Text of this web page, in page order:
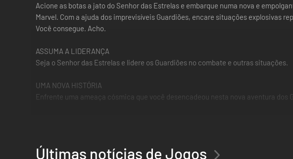
Acione as botas a jato do Senhor das Estrelas e embarque numa nova e
Marvel. Com a ajuda dos imprevisíveis Guardiões, encare situações explosivas
Você consegue. Acho.
ASSUMA A LIDERANÇA
Seja o Senhor das Estrelas e lidere os Guardiões no combate e outras situações.
UMA NOVA HISTÓRIA
Enfrente uma ameaça cósmica que você desencadeou nesta nova aventura dos
Transforme seu bando de criminosos em heróis lendários numa empolgante
Últimas notícias de Jogos